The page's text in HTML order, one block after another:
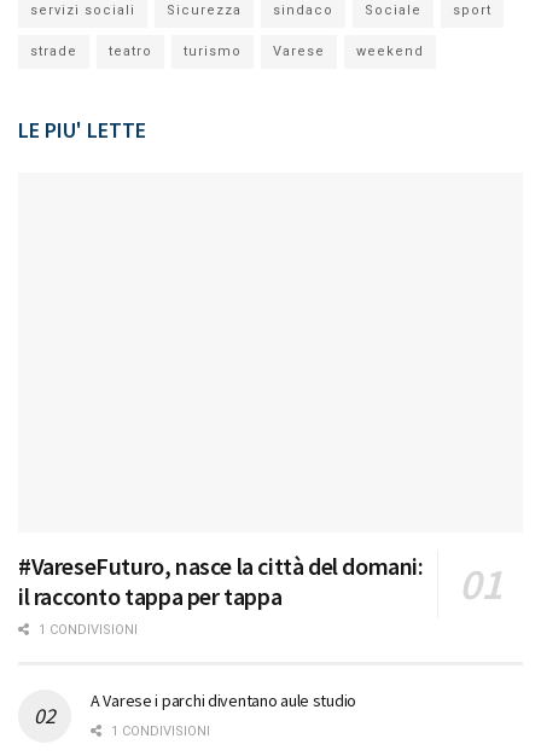
servizi sociali Sicurezza sindaco Sociale sport
strade teatro turismo Varese weekend
LE PIU' LETTE
#VareseFuturo, nasce la città del domani:
il racconto tappa per tappa
1 CONDIVISIONI
A Varese i parchi diventano aule studio
1 CONDIVISIONI